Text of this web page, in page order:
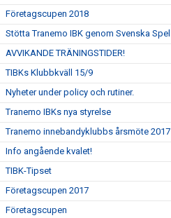
Företagscupen 2018
Stötta Tranemo IBK genom Svenska Spel
AVVIKANDE TRÄNINGSTIDER!
TIBKs Klubbkväll 15/9
Nyheter under policy och rutiner.
Tranemo IBKs nya styrelse
Tranemo innebandyklubbs årsmöte 2017
Info angående kvalet!
TIBK-Tipset
Företagscupen 2017
Företagscupen